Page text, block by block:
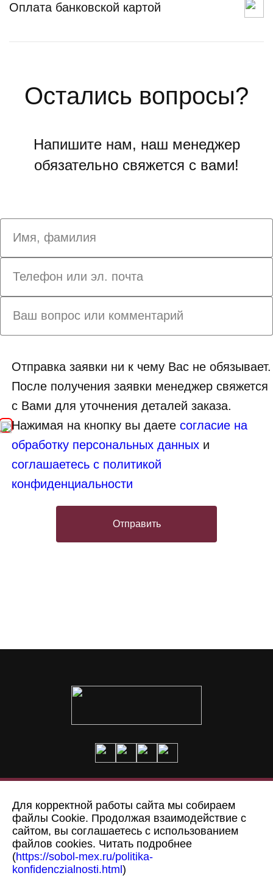
Оплата банковской картой
Остались вопросы?
Напишите нам, наш менеджер
обязательно свяжется с вами!
Отправка заявки ни к чему Вас не обязывает.
После получения заявки менеджер свяжется
с Вами для уточнения деталей заказа.
Нажимая на кнопку вы даетесогласие на
обработку персональных данных и
соглашаетесь с политикой
конфиденциальности
Отправить
© Меховая фабрика “Соболь”,
Пошив на заказ Адрес
Политика конфиденциальности
Для корректной работы сайта мы собираем
файлы Cookie. Продолжая взаимодействие с
сайтом, вы соглашаетесь с использованием
файлов cookies. Читать подробнее
(https://sobol-mex.ru/politika-
konfidenczialnosti.html )